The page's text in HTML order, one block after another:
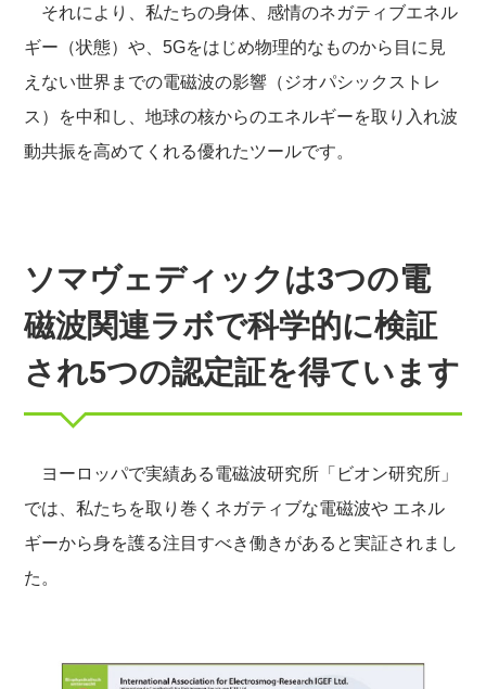
それにより、私たちの身体、感情のネガティブエネル
ギー（状態）や、5Gをはじめ物理的なものから目に見
えない世界までの電磁波の影響（ジオパシックストレ
ス）を中和し、地球の核からのエネルギーを取り入れ波
動共振を高めてくれる優れたツールです。
ソマヴェディックは3つの電
磁波関連ラボで科学的に検証
され5つの認定証を得ています
ヨーロッパで実績ある電磁波研究所「ビオン研究所」
では、私たちを取り巻くネガティブな電磁波や エネル
ギーから身を護る注目すべき働きがあると実証されまし
た。